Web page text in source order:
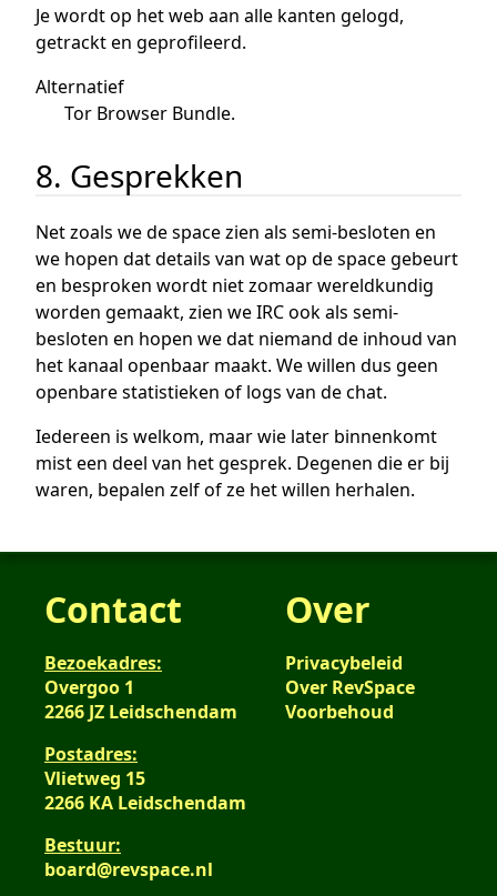
Je wordt op het web aan alle kanten gelogd,
getrackt en geprofileerd.
Alternatief
Tor Browser Bundle.
8. Gesprekken
Net zoals we de space zien als semi-besloten en
we hopen dat details van wat op de space gebeurt
en besproken wordt niet zomaar wereldkundig
worden gemaakt, zien we IRC ook als semi-
besloten en hopen we dat niemand de inhoud van
het kanaal openbaar maakt. We willen dus geen
openbare statistieken of logs van de chat.
Iedereen is welkom, maar wie later binnenkomt
mist een deel van het gesprek. Degenen die er bij
waren, bepalen zelf of ze het willen herhalen.
Contact
Bezoekadres:
Overgoo 1
2266 JZ Leidschendam
Postadres:
Vlietweg 15
2266 KA Leidschendam
Bestuur:
board@revspace.nl
Over
Privacybeleid
Over RevSpace
Voorbehoud